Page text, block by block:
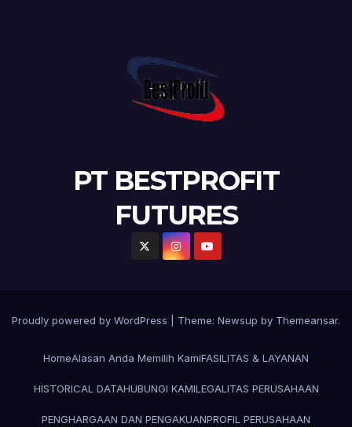
PT BESTPROFIT
FUTURES
Proudly powered by WordPress Theme: Newsup by Themeansar.
HomeAlasan Anda Memilih KamiFASILITAS & LAYANAN
HISTORICAL DATAHUBUNGI KAMILEGALITAS PERUSAHAAN
PENGHARGAAN DAN PENGAKUANPROFIL PERUSAHAAN